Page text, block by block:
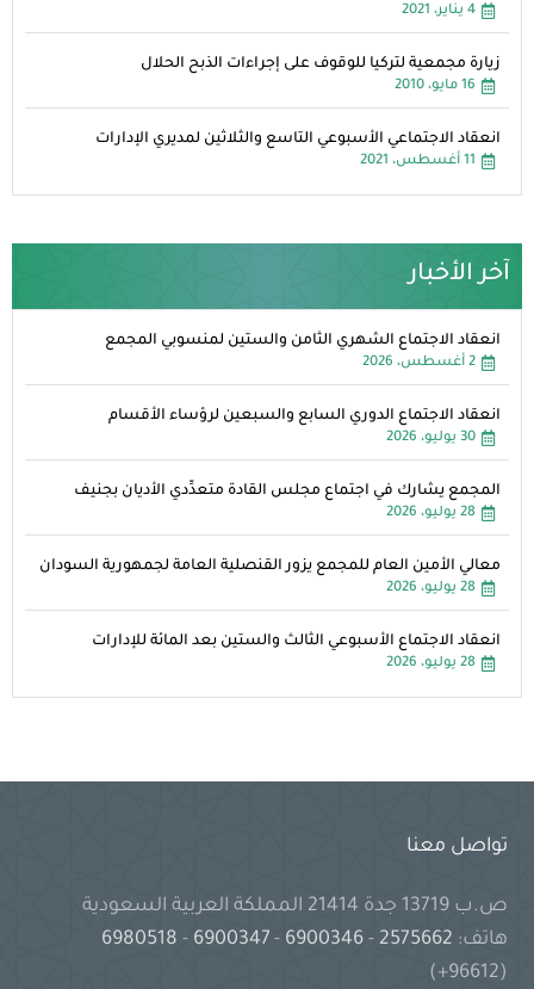
4 يناير، 2021
زيارة مجمعية لتركيا للوقوف على إجراءات الذبح الحلال
16 مايو، 2010
انعقاد الاجتماعي الأسبوعي التاسع والثلاثين لمديري الإدارات
11 أغسطس، 2021
آخر الأخبار
انعقاد الاجتماع الشهري الثامن والستين لمنسوبي المجمع
2 أغسطس، 2026
انعقاد الاجتماع الدوري السابع والسبعين لرؤساء الأقسام
30 يوليو، 2026
المجمع يشارك في اجتماع مجلس القادة متعدِّدي الأديان بجنيف
28 يوليو، 2026
معالي الأمين العام للمجمع يزور القنصلية العامة لجمهورية السودان
28 يوليو، 2026
انعقاد الاجتماع الأسبوعي الثالث والستين بعد المائة للإدارات
28 يوليو، 2026
تواصل معنا
ص.ب 13719 جدة 21414 المملكة العربية السعودية
هاتف:
-
6900346
-
6900347
-
(96612+)